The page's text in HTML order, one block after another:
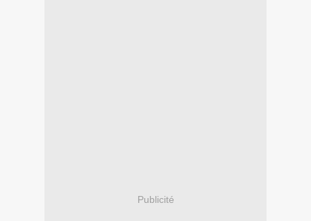
Publicité